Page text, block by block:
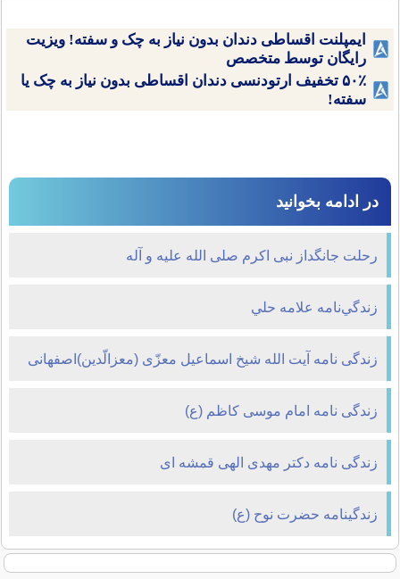
ایمپلنت اقساطی دندان بدون نیاز به چک و سفته! ویزیت
رایگان توسط متخصص
۵۰٪ تخفیف ارتودنسی دندان اقساطی بدون نیاز به چک یا
سفته!
در ادامه بخوانید
رحلت جانگداز نبی اکرم صلی الله علیه و آله
زندگي‌نامه علامه حلي
زندگی نامه آیت الله شیخ اسماعیل معزّی (معزالّدین)اصفهانی
زندگی نامه امام موسی کاظم (ع)
زندگی نامه دکتر مهدی الهی قمشه ای
زندگینامه حضرت نوح (ع)